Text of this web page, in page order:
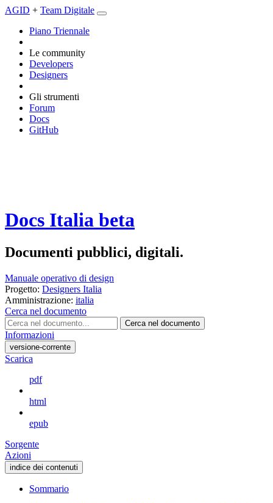
AGID + Team Digitale
Piano Triennale
Le community
Developers
Designers
Gli strumenti
Forum
Docs
GitHub
Docs Italia beta
Documenti pubblici, digitali.
Manuale operativo di design
Progetto: Designers Italia
Amministrazione: italia
Cerca nel documento
Cerca nel documento
Informazioni
versione-corrente
Scarica
pdf
html
epub
Sorgente
Azioni
indice dei contenuti
Sommario